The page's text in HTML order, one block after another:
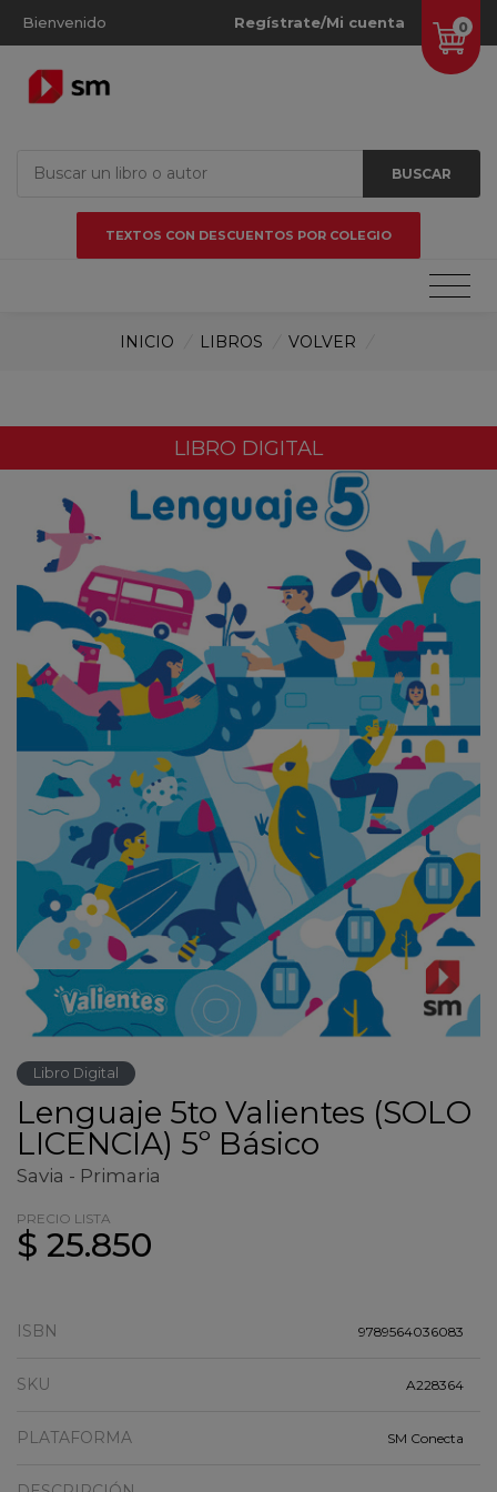
Bienvenido 0
Regístrate/Mi cuenta
BUSCAR
TEXTOS CON DESCUENTOS POR COLEGIO
INICIO LIBROS VOLVER
LIBRO DIGITAL
Libro Digital
Lenguaje 5to Valientes (SOLO
LICENCIA) 5º Básico
Savia - Primaria
PRECIO LISTA
$ 25.850
ISBN 9789564036083
SKU A228364
PLATAFORMA SM Conecta